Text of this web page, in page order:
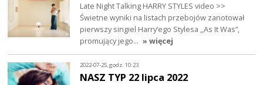
Late Night Talking HARRY STYLES video >>
Świetne wyniki na listach przebojów zanotował
pierwszy singiel Harry’ego Stylesa ,,As It Was”,
promujący jego… » więcej
2022-07-25, godz. 10:23
NASZ TYP 22 lipca 2022